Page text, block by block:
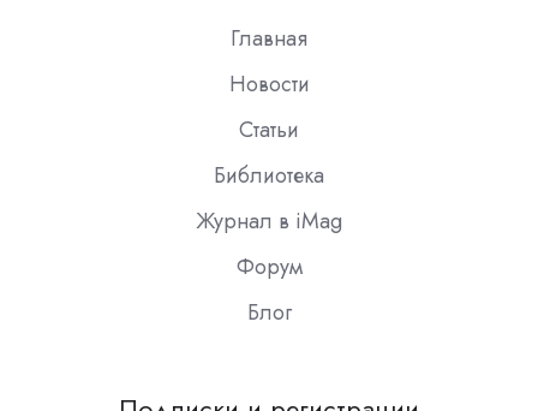
Главная
Новости
Статьи
Библиотека
Журнал в iMag
Форум
Блог